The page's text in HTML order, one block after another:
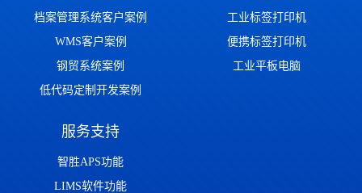
档案管理系统客户案例
WMS客户案例
钢贸系统案例
低代码定制开发案例
工业标签打印机
便携标签打印机
工业平板电脑
服务支持
智胜APS功能
LIMS软件功能